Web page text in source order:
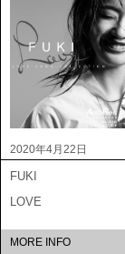
2020年4月22日
FUKI
LOVE
MORE INFO